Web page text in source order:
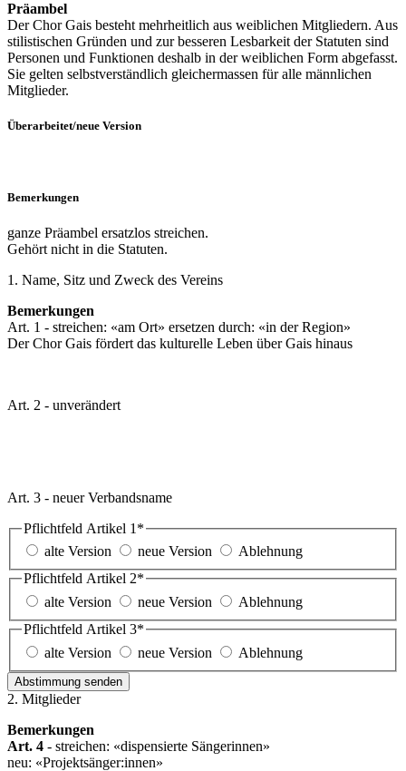
Präambel
Der Chor Gais besteht mehrheitlich aus weiblichen Mitgliedern. Aus
stilistischen Gründen und zur besseren Lesbarkeit der Statuten sind
Personen und Funktionen deshalb in der weiblichen Form abgefasst.
Sie gelten selbstverständlich gleichermassen für alle männlichen
Mitglieder.
Überarbeitet/neue Version
Bemerkungen
ganze Präambel ersatzlos streichen.
Gehört nicht in die Statuten.
1. Name, Sitz und Zweck des Vereins
Bemerkungen
Art. 1 - streichen: «am Ort» ersetzen durch: «in der Region»
Der Chor Gais fördert das kulturelle Leben über Gais hinaus
Art. 2 - unverändert
Art. 3 - neuer Verbandsname
Pflichtfeld Artikel 1 *
alte Version
neue Version
Ablehnung
Pflichtfeld Artikel 2*
alte Version
neue Version
Ablehnung
Pflichtfeld Artikel 3*
alte Version
neue Version Ablehnung
Abstimmung senden
2. Mitglieder
Bemerkungen
Art. 4 - streichen: «dispensierte Sängerinnen»
neu: «Projektsänger:innen»